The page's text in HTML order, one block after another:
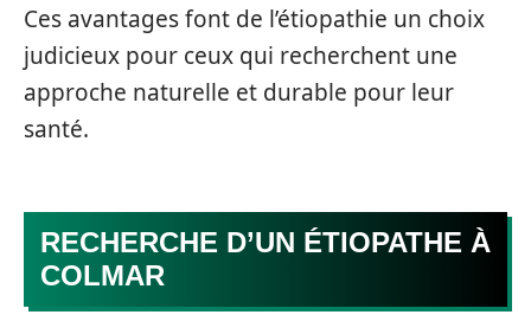
Ces avantages font de l’étiopathie un choix
judicieux pour ceux qui recherchent une
approche naturelle et durable pour leur
santé.
RECHERCHE D’UN ÉTIOPATHE À
COLMAR